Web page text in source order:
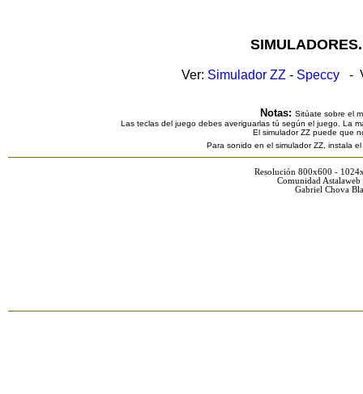
Ver: Simulador ZZ - Speccy -
Notas: Sitúate sobre el
Las teclas del juego debes averiguarlas tú según el juego. La
El simulador ZZ puede que
Para sonido en el simulador ZZ, instala
Resolución 800x600 -
Comunidad
Gabriel Chova